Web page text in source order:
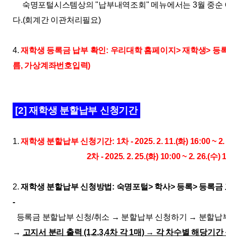
숙명포털시스템상의 "납부내역조회" 메뉴에서는 3월 중순
다.(회계간 이관처리필요)
4.재학생 등록금 납부 확인: 우리대학 홈페이지> 재학생> 등
름, 가상계좌번호입력)
[2] 재학생 분할납부 신청기간
1.재학생 분할납부 신청기간: 1차 - 2025. 2. 11.(화) 16:00 ~
2차 - 2025. 2. 25.(화) 10:00 ~ 2. 26.(수)
2. 재학생 분할납부 신청방법: 숙명포털> 학사> 등록> 등록금
-
등록금 분할납부 신청/취소 → 분할납부 신청하기 → 분할납
→ 고지서 분리 출력 (1,2,3,4차 각 1매) → 각 차수별 해당기간